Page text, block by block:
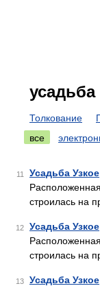
усадьба
Толкование
все
11 Усадьба Узкое
строилась на
12 Усадьба Узкое
строилась на
13 Усадьба Узкое